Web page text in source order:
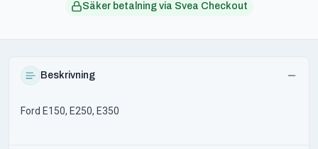
Säker betalning via Svea Checkout
Beskrivning
Ford E150, E250, E350